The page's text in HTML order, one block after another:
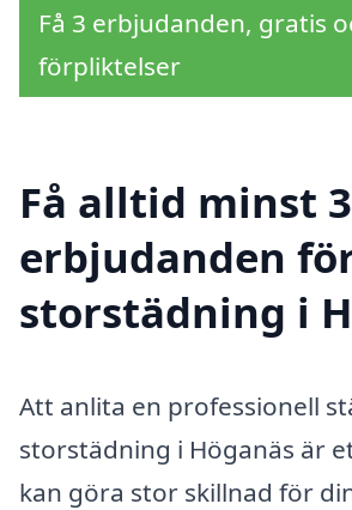
Få 3 erbjudanden, gratis
förpliktelser
Få alltid minst 3
erbjudanden
storstädning i
Att anlita en professionell
storstädning i Höganäs är
kan göra stor skillnad för